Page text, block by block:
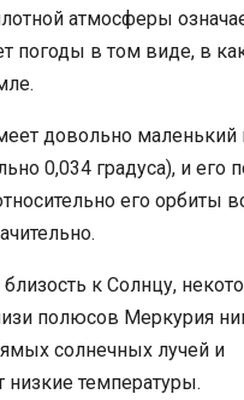
атмосферы
погоды в том виде, в
довольно маленький
0,034 градуса), и его
его орбиты
к Солнцу,
полюсов Меркурия
солнечных лучей и
температуры.